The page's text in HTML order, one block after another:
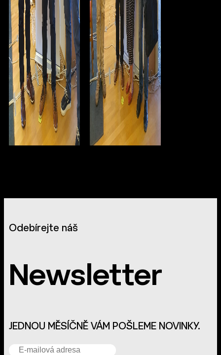
Odebírejte náš
Newsletter
JEDNOU MĚSÍČNĚ VÁM POŠLEME NOVINKY.